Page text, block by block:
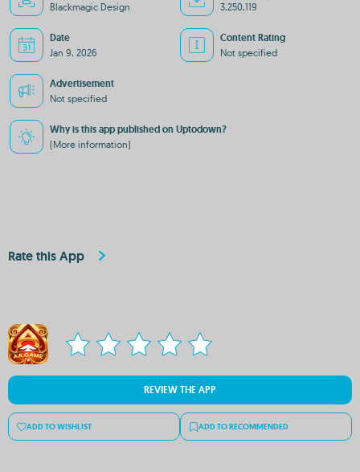
Blackmagic Design 3,250,119
Date
Jan 9, 2026
Content Rating
Not specified
Advertisement
Not specified
Why is this app published on Uptodown?
(More information)
Rate this App
REVIEW THE APP
ADD TO WISHLIST ADD TO RECOMMENDED